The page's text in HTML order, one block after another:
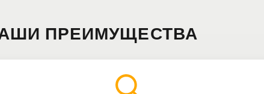
ПРЕИМУЩЕСТВА